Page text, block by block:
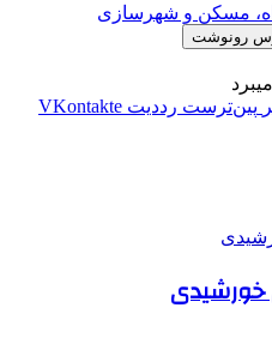
مسکن و شهرسازی
رونوشت
‫پین‌ترست ‫رددیت ‫VKontakte
خورشیدی